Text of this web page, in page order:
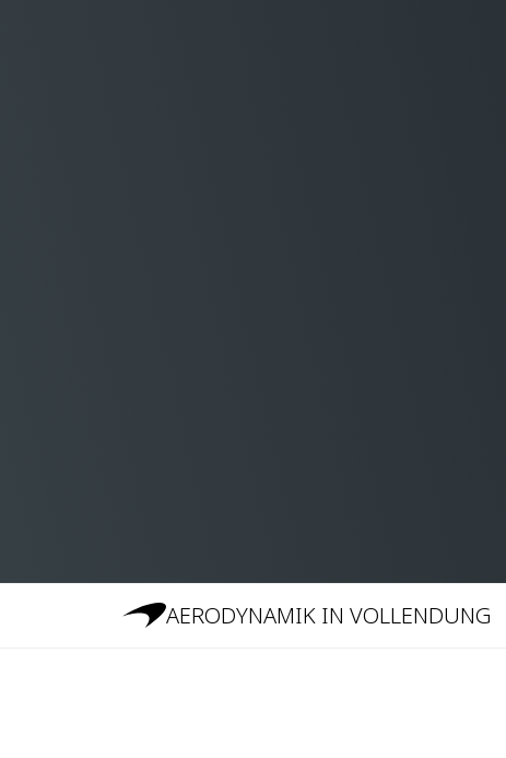
AERODYNAMIK IN VOLLENDUNG